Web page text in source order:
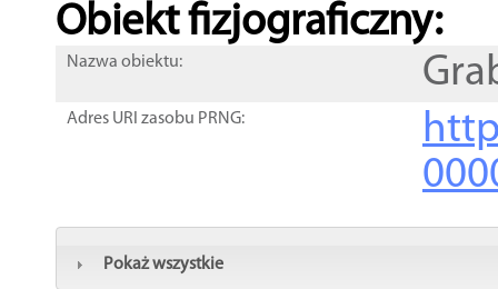
Obiekt fizjograficzny:
Nazwa obiektu:
Adres URI zasobu PRNG:
Pokaż wszystkie